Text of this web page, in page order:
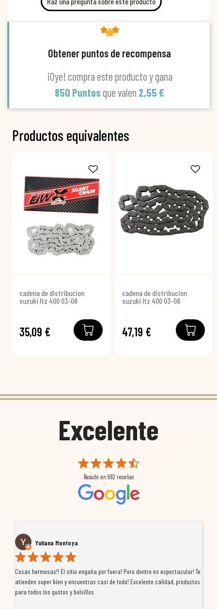
Obtener puntos de recompensa
¡Oye! compra este producto y gana
850 Puntos que valen 2,55 €
Productos equivalentes
cadena de distribucion
suzuki ltz 400 03-08
35,09 €
cadena de distribucion
suzuki ltz 400 03-08
47,19 €
Excelente
Basado en 982 reseñas
Yuliana Montoya
Cosas hermosas!! El sitio engaña por fuera! Pero dentro es espectacular! Te
atienden super bien y encuentras casi de todo! Excelente calidad, productos
para todos los gustos y bolsillos